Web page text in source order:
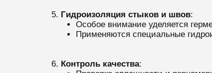
Гидроизоляция стыков и швов:
Особое внимание уделяется
Применяются специальные
Контроль качества: